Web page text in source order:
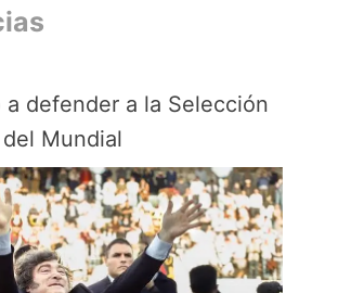
defender a la Selección
Mundial